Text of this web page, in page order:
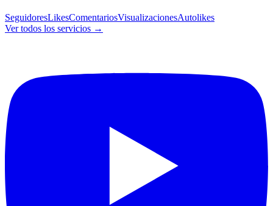
SeguidoresLikesComentariosVisualizacionesAutolikes
Ver todos los servicios →